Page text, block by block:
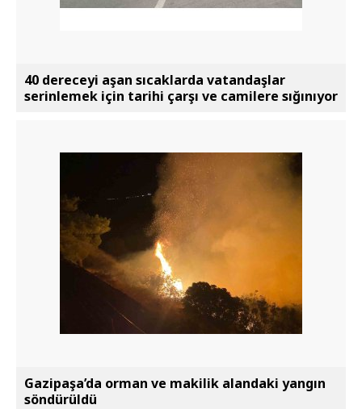
40 dereceyi aşan sıcaklarda vatandaşlar
serinlemek için tarihi çarşı ve camilere sığınıyor
Gazipaşa’da orman ve makilik alandaki yangın
söndürüldü